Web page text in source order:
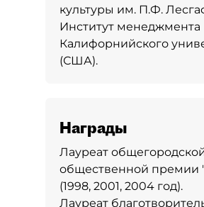
культуры им. П.Ф.
Институт менеджмента
Калифорнийского
(США).
Награды
Лауреат
общественной премии
(1998, 2001, 2004 год).
Лауреат